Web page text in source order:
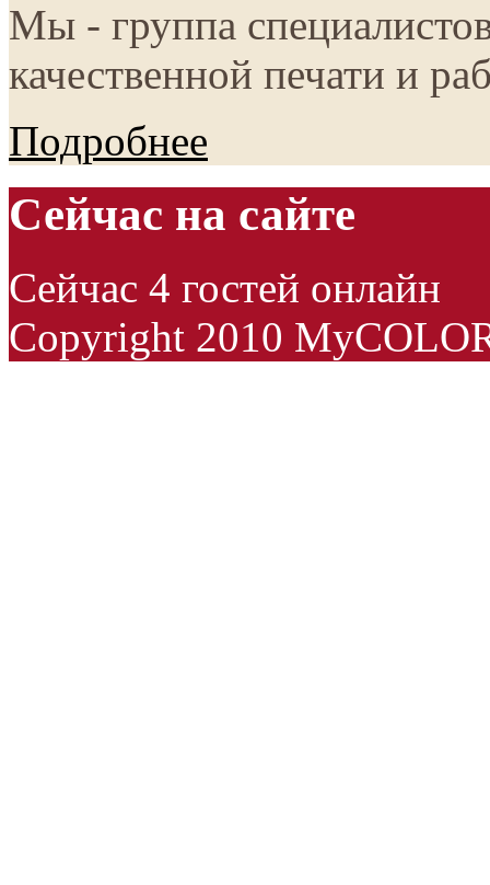
Мы - группа
качественной печати и
Подробнее
Сейчас на сайте
Сейчас 4 гостей онлайн
Copyright 2010